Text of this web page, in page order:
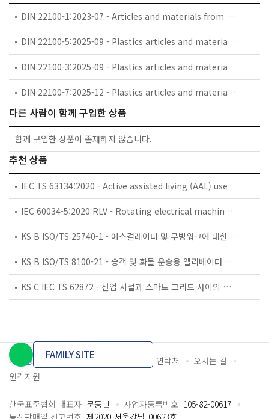
DIN 22100-1:2023-07 - Articles and materials from synthetics for use in underground mines - Part 1: Conveyor belts - Hygienic requirements, testing, marking
DIN 22100-5:2025-09 - Plastics articles and materials for use in underground mines - Part 5: Tubes, tube isolations, hoses, sheeting, coated/uncoated tissue, brattice materials and lagging mats - Safety requirements, testings, marking
DIN 22100-3:2025-09 - Plastics articles and materials for use in underground mines - Part 3: Spiral air ducts and flat air ducts - Safety requirements, testings, marking
DIN 22100-7:2025-12 - Plastics articles and materials for use in underground mines - Part 7: Safety requirements, testing, marking
다른 사람이 함께 구입한 상품
함께 구입한 상품이 존재하지 않습니다.
추천 상품
IEC TS 63134:2020 - Active assisted living (AAL) use cases
IEC 60034-5:2020 RLV - Rotating electrical machines - Part 5: Degrees of protection provided by the integral design of rotating electrical machines (IP code) - Classification
KS B ISO/TS 25740-1 - 에스컬레이터 및 무빙워크에 대한 안전요건 — 제1부: 세계공통 필수 안전요건(GESRs)
KS B ISO/TS 8100-21 - 승객 및 화물 운송용 엘리베이터 —제21부: 세계공통 필수안전요건(GESRs)을 충족하는 세계공통 안전 파라미터(GSPs)
KS C IEC TS 62872 - 산업 시설과 스마트 그리드 사이의 산업 공정 측정, 제어 및 자동화 시스템 인터페이스
개인정보처리방침 이용약관 담당자 연락처
오시는 길
원격지원
FAMILY SITE
한국표준협회 대표자 문동민 사업자등록번호 105-82-00617
통신판매업 신고번호 제2020-서울강남-00623호